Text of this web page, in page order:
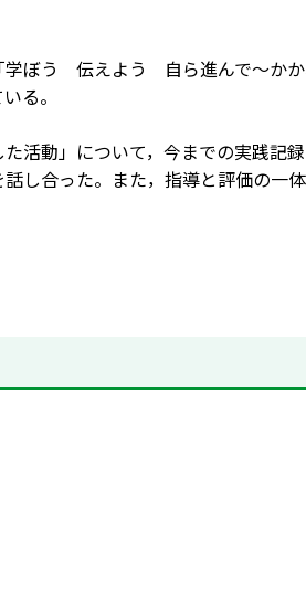
学ぼう 伝えよう 自ら進んで～か
る。
活動」について，今までの実践記
し合った。また，指導と評価の一